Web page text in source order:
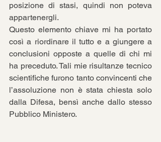
posizione di stasi, quindi non poteva
appartenergli.
Questo elemento chiave mi ha portato
così a riordinare il tutto e a giungere a
conclusioni opposte a quelle di chi mi
ha preceduto. Tali mie risultanze tecnico
scientifiche furono tanto convincenti che
l’assoluzione non è stata chiesta solo
dalla Difesa, bensì anche dallo stesso
Pubblico Ministero.